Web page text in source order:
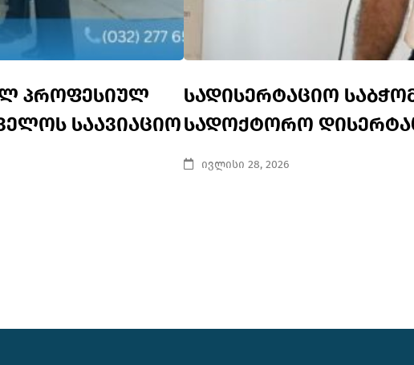
პროფესიულ
საავიაციო
სადისერტაციო
სადოქტორო
ივლისი 28, 2026